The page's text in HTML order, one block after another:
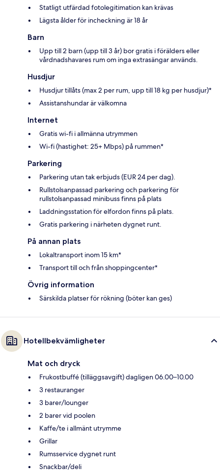
Statligt utfärdad fotolegitimation kan krävas
Lägsta ålder för incheckning är 18 år
Barn
Upp till 2 barn (upp till 3 år) bor gratis i förälders eller
vårdnadshavares rum om inga extrasängar används.
Husdjur
Husdjur tillåts (max 2 per rum, upp till 18 kg per husdjur)*
Assistanshundar är välkomna
Internet
Gratis wi-fi i allmänna utrymmen
Wi-fi (hastighet: 25+ Mbps) på rummen*
Parkering
Parkering utan tak erbjuds (EUR 24 per dag).
Rullstolsanpassad parkering och parkering för
rullstolsanpassad minibuss finns på plats
Laddningsstation för elfordon finns på plats.
Gratis parkering i närheten dygnet runt.
På annan plats
Lokaltransport inom 15 km*
Transport till och från shoppingcenter*
Övrig information
Särskilda platser för rökning (böter kan ges)
Hotellbekvämligheter
Mat och dryck
Frukostbuffé (tilläggsavgift) dagligen 06.00–10.00
3 restauranger
3 barer/lounger
2 barer vid poolen
Kaffe/te i allmänt utrymme
Grillar
Rumsservice dygnet runt
Snackbar/deli